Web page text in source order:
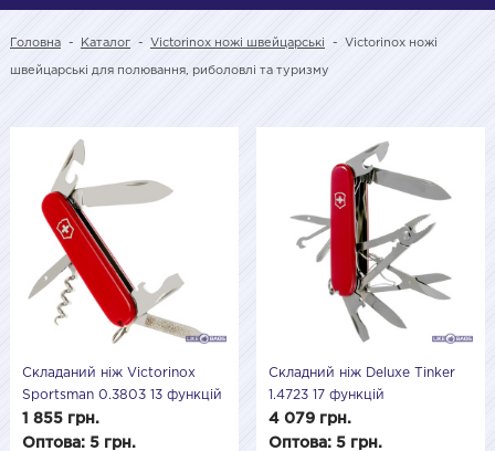
Головна - Каталог - Victorinox ножі швейцарські - Victorinox ножі
швейцарські для полювання, риболовлі та туризму
Складаний ніж Victorinox
Sportsman 0.3803 13 функцій
1 855 грн.
Оптова: 5 грн.
Складний ніж Deluxe Tinker
1.4723 17 функцій
4 079 грн.
Оптова: 5 грн.